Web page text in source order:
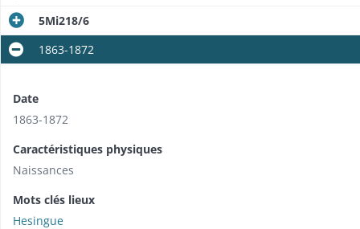
5Mi218/6
1863-1872
Date
1863-1872
Caractéristiques physiques
Naissances
Mots clés lieux
Hesingue